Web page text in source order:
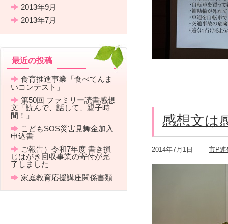
感想文は
2014年7月1日 市P連
2013年9月
2013年7月
最近の投稿
食育推進事業「食べてんま
いコンテスト」
第50回 ファミリー読書感想
文「読んで、話して、親子時
間！」
こどもSOS災害見舞金加入
申込書
ご報告）令和7年度 書き損
じはがき回収事業の寄付が完
了しました
家庭教育応援講座関係書類